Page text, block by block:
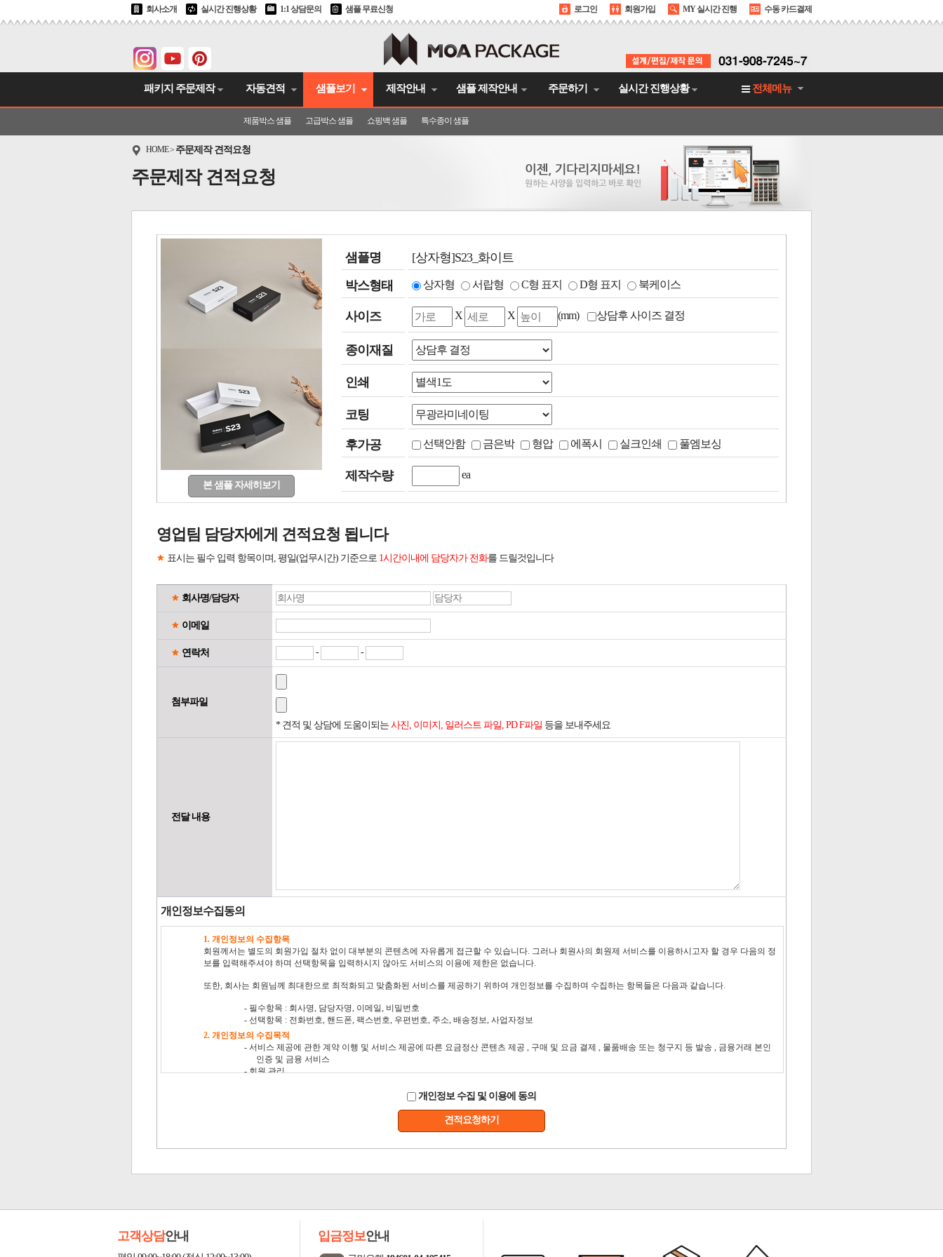
회사소개 실시간 진행상황 1:1 상담문의 샘플 무료신청 로그인 회원가입 MY 실시간 진행 수동 카드결제
전체메뉴
패키지 주문제작 자동견적 샘플보기
제품박스 샘플 고급박스 샘플 쇼핑백 샘플 특수종이 샘플
제작안내 샘플 제작안내 주문하기 실시간 진행상황
HOME> 주문제작 견적요청
주문제작 견적요청
본 샘플 자세히보기
샘플명
[상자형]S23_화이트
박스형태
상자형 서랍형 C형 표지 D형 표지 북케이스
사이즈 X X (mm) 상담후 사이즈 결정
종이재질
인쇄
코팅
후가공 선택안함 금은박 형압 에폭시 실크인쇄 풀엠보싱
제작수량 ea
영업팀 담당자에게 견적요청 됩니다
표시는 필수 입력 항목이며, 평일(업무시간) 기준으로 1시간이내에 담당자가 전화를 드릴것입니다
회사명/담당자
이메일
연락처 - -
첨부파일
* 견적 및 상담에 도움이되는 사진, 이미지, 일러스트 파일, PD F파일 등을 보내주세요
전달 내용
개인정보수집동의
개인정보 수집 및 이용에 동의
견적요청하기
고객상담안내 입금정보안내